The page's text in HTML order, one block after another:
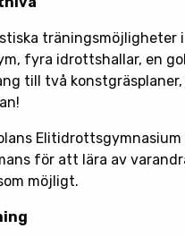
träningsmöjligheter
fyra idrottshallar, en
till två
för att lära av
möjligt.